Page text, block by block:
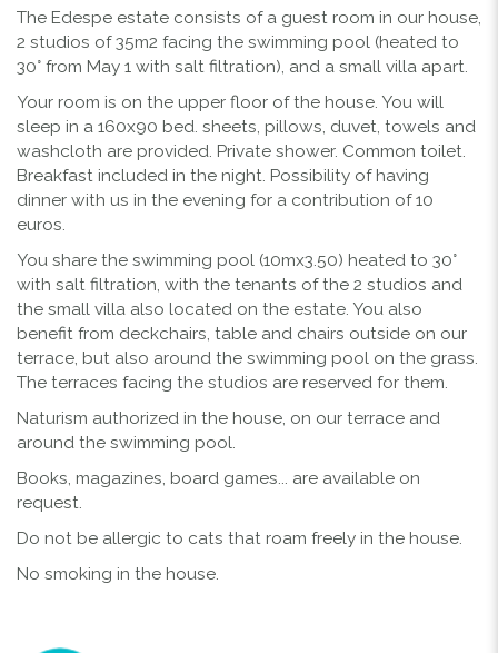
The Edespe estate consists of a guest room in our house,
2 studios of 35m2 facing the swimming pool (heated to
30° from May 1 with salt filtration), and a small villa apart.
Your room is on the upper floor of the house. You will
sleep in a 160x90 bed. sheets, pillows, duvet, towels and
washcloth are provided. Private shower. Common toilet.
Breakfast included in the night. Possibility of having
dinner with us in the evening for a contribution of 10
euros.
You share the swimming pool (10mx3.50) heated to 30°
with salt filtration, with the tenants of the 2 studios and
the small villa also located on the estate. You also
benefit from deckchairs, table and chairs outside on our
terrace, but also around the swimming pool on the grass.
The terraces facing the studios are reserved for them.
Naturism authorized in the house, on our terrace and
around the swimming pool.
Books, magazines, board games... are available on
request.
Do not be allergic to cats that roam freely in the house.
No smoking in the house.